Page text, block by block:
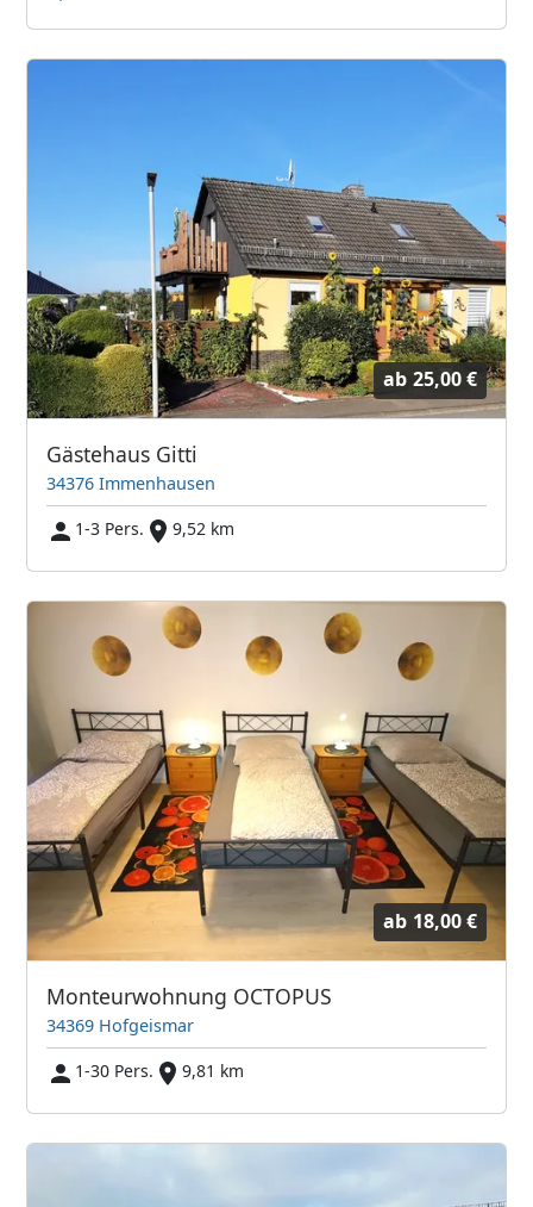
ab 25,00 €
Gästehaus Gitti
34376 Immenhausen
1-3 Pers.
9,52 km
ab 18,00 €
Monteurwohnung OCTOPUS
34369 Hofgeismar
1-30 Pers.
9,81 km